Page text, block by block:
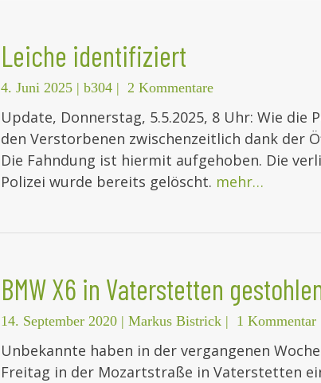
Leiche identifiziert
4. Juni 2025 | b304 | 2 Kommentare
Update, Donnerstag, 5.5.2025, 8 Uhr: Wie
den Verstorbenen zwischenzeitlich dank der
Die Fahndung ist hiermit aufgehoben. Die
Polizei wurde bereits gelöscht. mehr…
BMW X6 in Vaterstetten
14. September 2020 | Markus Bistrick | 1 Kommentar
Unbekannte haben in der vergangenen
Freitag in der Mozartstraße in Vaterstetten